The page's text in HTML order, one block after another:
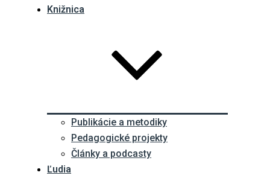
Knižnica
Publikácie a metodiky
Pedagogické projekty
Články a podcasty
Ľudia